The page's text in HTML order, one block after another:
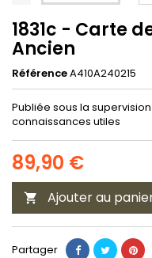
1831c - Carte
Ancien
RéférenceA410A240215
Publiée sous la
connaissances utiles
89,90 €
 Ajouter au
Partager